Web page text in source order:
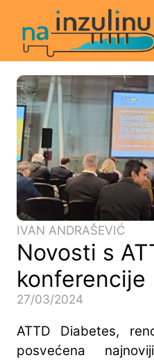
IVAN ANDRAŠEVIĆ
Novosti s
konferencije
27/03/2024
ATTD Diabetes,
posvećena